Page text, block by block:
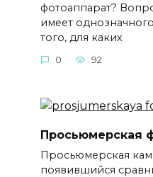
фотоаппарат?
имеет
того, для каких
0 92
Просьюмерская
Просьюмерская
появившийся